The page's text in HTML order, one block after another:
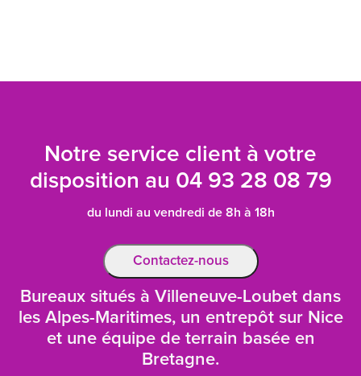
Notre service client à votre
disposition au 04 93 28 08 79
du lundi au vendredi de 8h à 18h
Contactez-nous
Bureaux situés à Villeneuve-Loubet dans
les Alpes-Maritimes, un entrepôt sur Nice
et une équipe de terrain basée en
Bretagne.